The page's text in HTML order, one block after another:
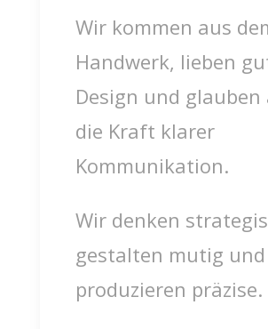
Wir kommen aus
Handwerk, lieben
Design und glauben
die Kraft klarer
Kommunikation.
Wir denken
gestalten mutig und
produzieren präzise.